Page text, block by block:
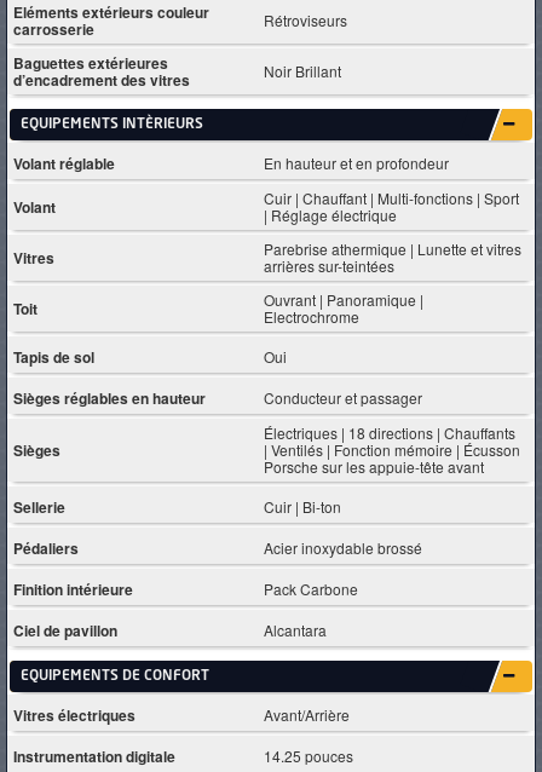
Eléments extérieurs couleur
carrosserie Rétroviseurs
Baguettes extérieures
d’encadrement des vitres Noir Brillant
EQUIPEMENTS INTÈRIEURS
Volant réglable En hauteur et en profondeur
Volant
Cuir | Chauffant | Multi-fonctions | Sport
| Réglage électrique
Vitres
Parebrise athermique | Lunette et vitres
arrières sur-teintées
Toit
Ouvrant | Panoramique |
Electrochrome
Tapis de sol Oui
Sièges réglables en hauteur Conducteur et passager
Sièges
Électriques | 18 directions | Chauffants
| Ventilés | Fonction mémoire | Écusson
Porsche sur les appuie-tête avant
Sellerie Cuir | Bi-ton
Pédaliers Acier inoxydable brossé
Finition intérieure Pack Carbone
Ciel de pavillon Alcantara
EQUIPEMENTS DE CONFORT
Vitres électriques Avant/Arrière
Instrumentation digitale 14.25 pouces